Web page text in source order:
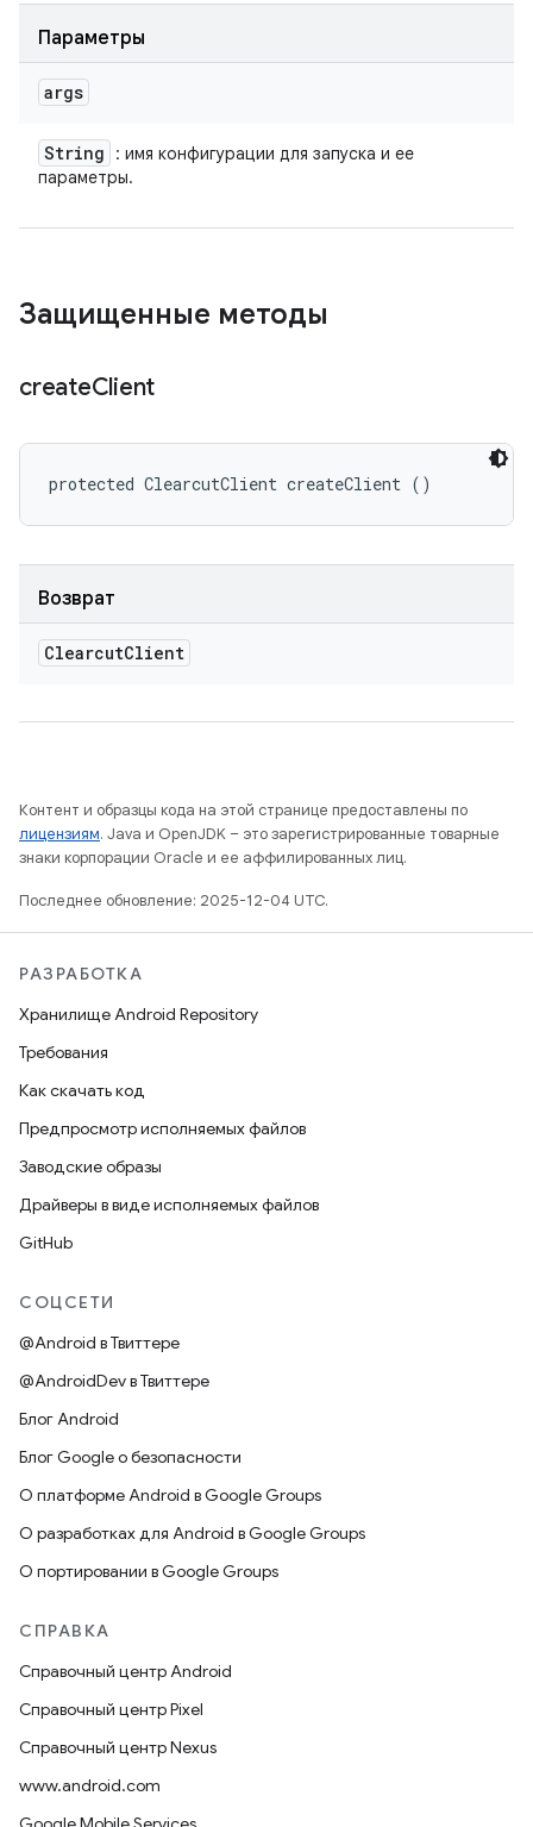
Параметры
args
String
: имя конфигурации для запуска и ее
параметры.
Защищенные методы
createClient
protected ClearcutClient createClient ()
Возврат
ClearcutClient
Контент и образцы кода на этой странице предоставлены по
лицензиям. Java и OpenJDK – это зарегистрированные товарные
знаки корпорации Oracle и ее аффилированных лиц.
Последнее обновление: 2025-12-04 UTC.
РАЗРАБОТКА
Хранилище Android Repository
Требования
Как скачать код
Предпросмотр исполняемых файлов
Заводские образы
Драйверы в виде исполняемых файлов
GitHub
СОЦСЕТИ
@Android в Твиттере
@AndroidDev в Твиттере
Блог Android
Блог Google о безопасности
О платформе Android в Google Groups
О разработках для Android в Google Groups
О портировании в Google Groups
СПРАВКА
Справочный центр Android
Справочный центр Pixel
Справочный центр Nexus
www.android.com